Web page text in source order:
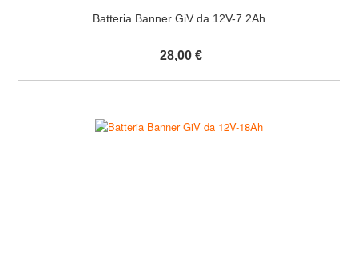
Batteria Banner GiV da 12V-7.2Ah
28,00 €